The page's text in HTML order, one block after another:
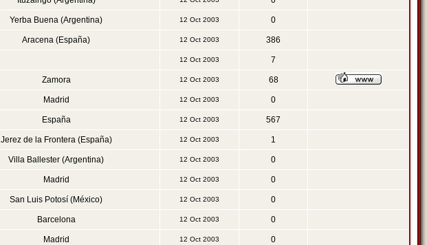
Yerba Buena (Argentina) 12 Oct 2003 0
Aracena (España) 12 Oct 2003 386
12 Oct 2003 7
Zamora 12 Oct 2003 68
Madrid 12 Oct 2003 0
España 12 Oct 2003 567
Jerez de la Frontera (España) 12 Oct 2003 1
Villa Ballester (Argentina) 12 Oct 2003 0
Madrid 12 Oct 2003 0
San Luis Potosí (México) 12 Oct 2003 0
Barcelona 12 Oct 2003 0
Madrid 12 Oct 2003 0